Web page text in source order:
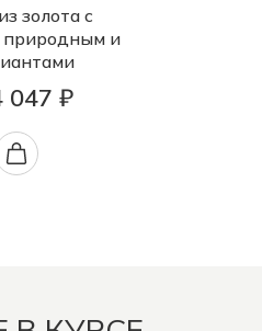
золота с
природным и
047 ₽